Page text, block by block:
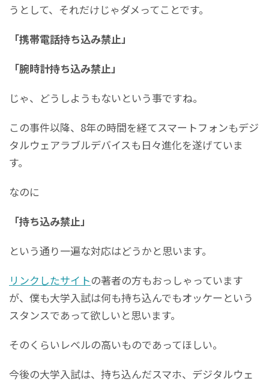
うとして、それだけじゃダメってことです。
「携帯電話持ち込み禁止」
「腕時計持ち込み禁止」
じゃ、どうしようもないという事ですね。
この事件以降、8年の時間を経てスマートフォンもデジ
タルウェアラブルデバイスも日々進化を遂げていま
す。
なのに
「持ち込み禁止」
という通り一遍な対応はどうかと思います。
リンクしたサイトの著者の方もおっしゃっています
が、僕も大学入試は何も持ち込んでもオッケーという
スタンスであって欲しいと思います。
そのくらいレベルの高いものであってほしい。
今後の大学入試は、持ち込んだスマホ、デジタルウェ